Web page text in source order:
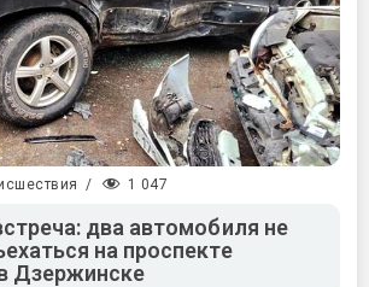
/ 1 047
два автомобиля не
на проспекте
Дзержинске